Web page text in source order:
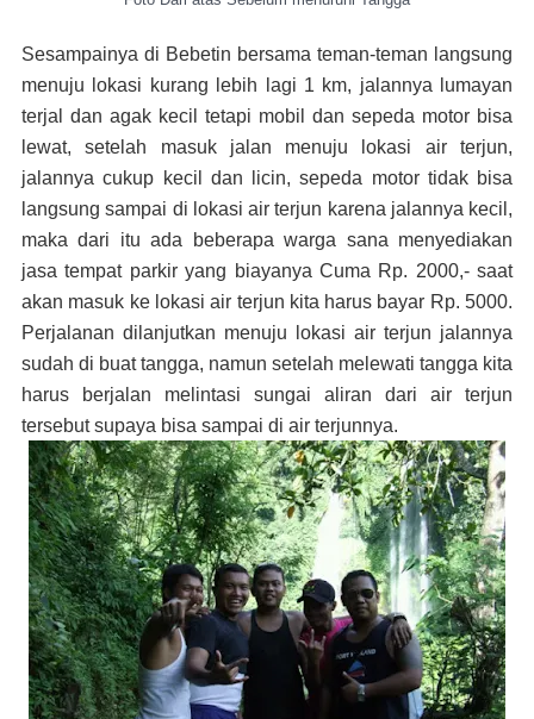
Sesampainya di Bebetin bersama teman-teman langsung
menuju lokasi kurang lebih lagi 1 km, jalannya lumayan
terjal dan agak kecil tetapi mobil dan sepeda motor bisa
lewat, setelah masuk jalan menuju lokasi air terjun,
jalannya cukup kecil dan licin, sepeda motor tidak bisa
langsung sampai di lokasi air terjun karena jalannya kecil,
maka dari itu ada beberapa warga sana menyediakan
jasa tempat parkir yang biayanya Cuma Rp. 2000,- saat
akan masuk ke lokasi air terjun kita harus bayar Rp. 5000.
Perjalanan dilanjutkan menuju lokasi air terjun jalannya
sudah di buat tangga, namun setelah melewati tangga kita
harus berjalan melintasi sungai aliran dari air terjun
tersebut supaya bisa sampai di air terjunnya.